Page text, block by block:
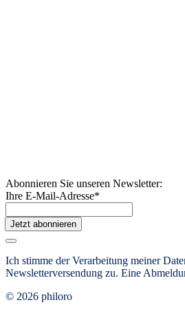
Abonnieren Sie unseren Newsletter:
Ihre E-Mail-Adresse*
Jetzt abonnieren
Ich stimme der Verarbeitung meiner
Newsletterversendung zu. Eine
© 2026 philoro